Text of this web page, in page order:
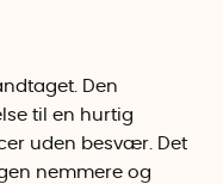
Den
til en hurtig
uden besvær. Det
nemmere og